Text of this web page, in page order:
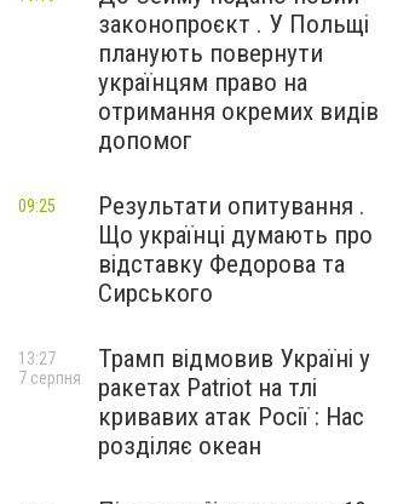
законопроєкт . У Польщі
планують повернути
українцям право на
отримання окремих видів
допомог
Результати опитування .
Що українці думають про
відставку Федорова та
Сирського
09:25
Трамп відмовив Україні у
ракетах Patriot на тлі
кривавих атак Росії : Нас
розділяє океан
13:27
7 серпня